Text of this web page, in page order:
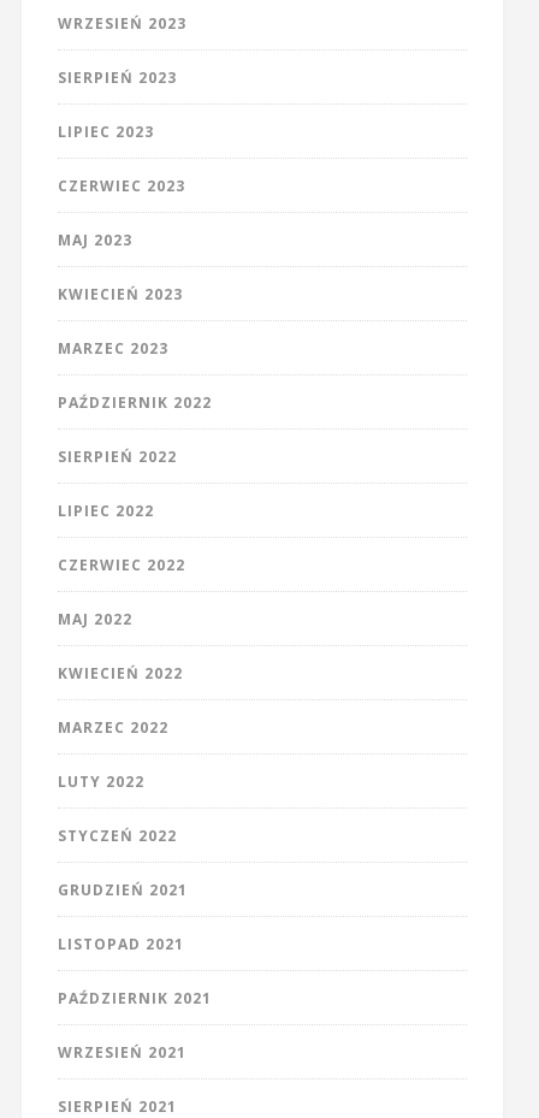
WRZESIEŃ 2023
SIERPIEŃ 2023
LIPIEC 2023
CZERWIEC 2023
MAJ 2023
KWIECIEŃ 2023
MARZEC 2023
PAŹDZIERNIK 2022
SIERPIEŃ 2022
LIPIEC 2022
CZERWIEC 2022
MAJ 2022
KWIECIEŃ 2022
MARZEC 2022
LUTY 2022
STYCZEŃ 2022
GRUDZIEŃ 2021
LISTOPAD 2021
PAŹDZIERNIK 2021
WRZESIEŃ 2021
SIERPIEŃ 2021